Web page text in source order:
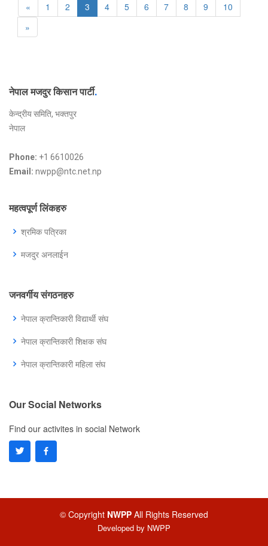
« 1 2 3 4 5 6 7 8 9
10
»
नेपाल मजदुर किसान पार्टी.
केन्द्रीय समिति, भक्तपुर
नेपाल
Phone: +1 6610026
Email: nwpp@ntc.net.np
महत्वपूर्ण लिंकहरु
श्रमिक पत्रिका
मजदुर अनलाईन
जनवर्गीय संगठनहरु
नेपाल क्रान्तिकारी विद्यार्थी संघ
नेपाल क्रान्तिकारी शिक्षक संघ
नेपाल क्रान्तिकारी महिला संघ
Our Social Networks
Find our activites in social Network
© Copyright NWPP All Rights Reserved
Developed by NWPP